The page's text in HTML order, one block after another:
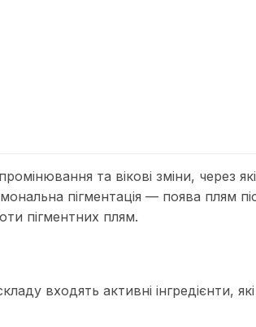
та вікові зміни, через які
пігментація — поява плям
пігментних плям.
входять активні інгредієнти,